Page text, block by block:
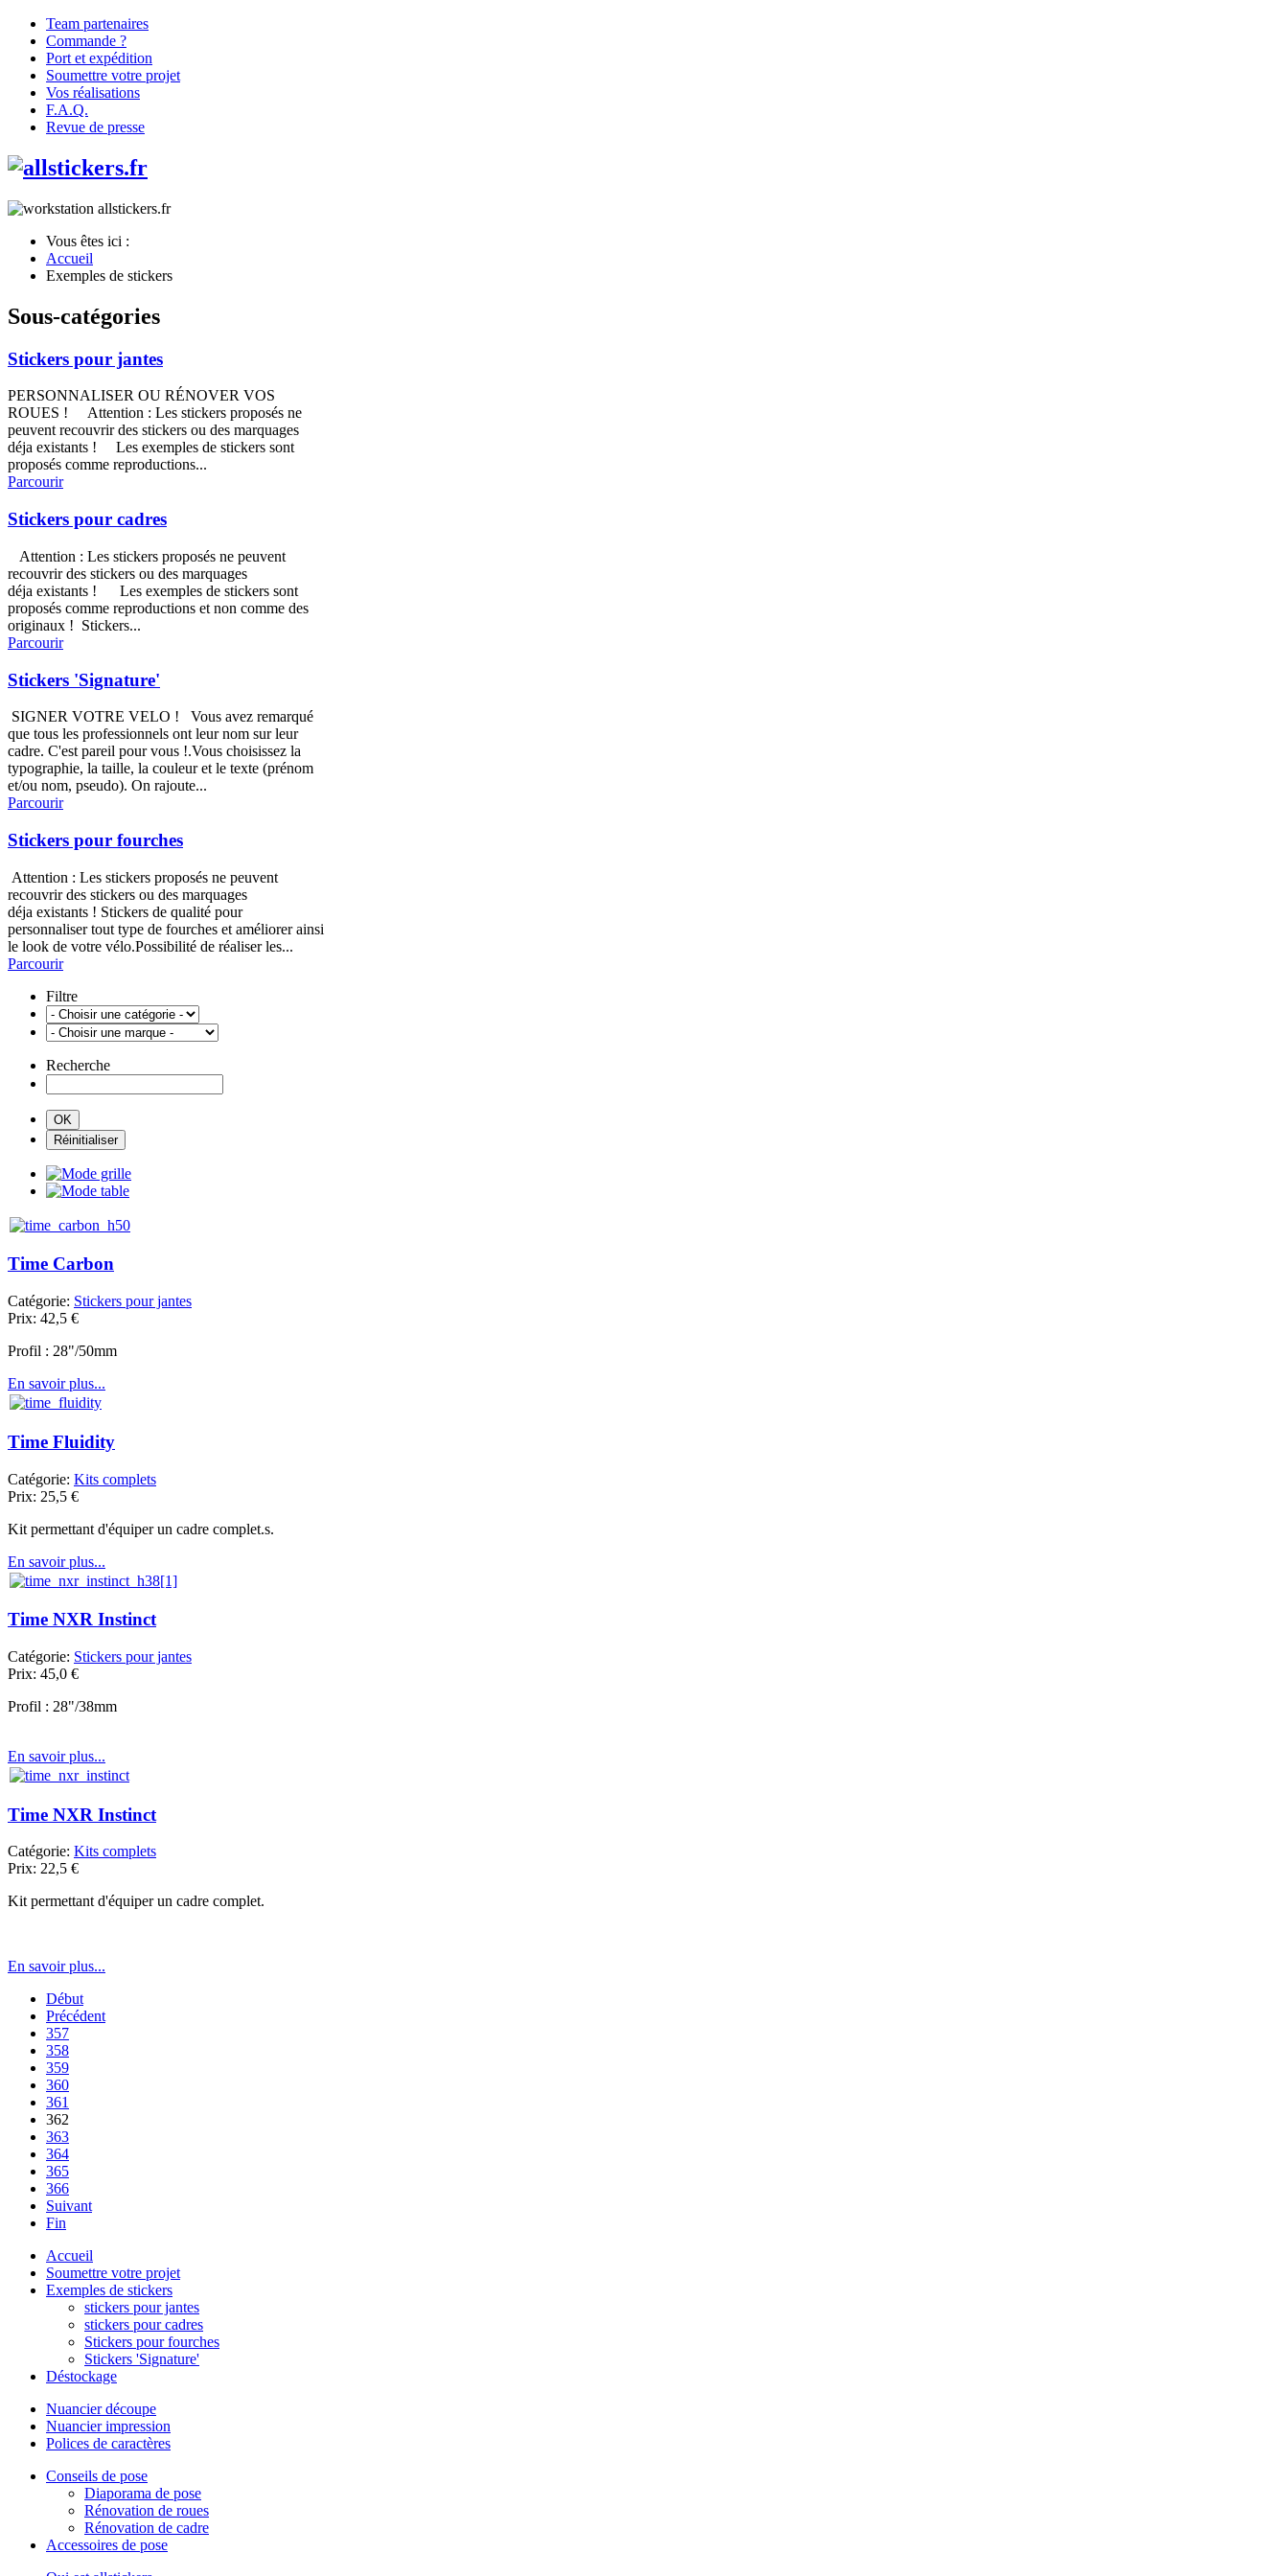
Team partenaires
Commande ?
Port et expédition
Soumettre votre projet
Vos réalisations
F.A.Q.
Revue de presse
Vous êtes ici :
Accueil
Exemples de stickers
Sous-catégories
Stickers pour jantes
PERSONNALISER OU RÉNOVER VOS
ROUES ! Attention : Les stickers proposés ne
peuvent recouvrir des stickers ou des marquages
déja existants ! Les exemples de stickers sont
proposés comme reproductions...
Parcourir
Stickers pour cadres
Attention : Les stickers proposés ne peuvent
recouvrir des stickers ou des marquages
déja existants ! Les exemples de stickers sont
proposés comme reproductions et non comme des
originaux ! Stickers...
Parcourir
Stickers 'Signature'
SIGNER VOTRE VELO ! Vous avez remarqué
que tous les professionnels ont leur nom sur leur
cadre. C'est pareil pour vous !.Vous choisissez la
typographie, la taille, la couleur et le texte (prénom
et/ou nom, pseudo). On rajoute...
Parcourir
Stickers pour fourches
Attention : Les stickers proposés ne peuvent
recouvrir des stickers ou des marquages
déja existants ! Stickers de qualité pour
personnaliser tout type de fourches et améliorer ainsi
le look de votre vélo.Possibilité de réaliser les...
Parcourir
Filtre
Recherche
Time Carbon
Catégorie: Stickers pour jantes
Prix: 42,5 €
Profil : 28"/50mm
En savoir plus...
Time Fluidity
Catégorie: Kits complets
Prix: 25,5 €
Kit permettant d'équiper un cadre complet.s.
En savoir plus...
Time NXR Instinct
Catégorie: Stickers pour jantes
Prix: 45,0 €
Profil : 28"/38mm
En savoir plus...
Time NXR Instinct
Catégorie: Kits complets
Prix: 22,5 €
Kit permettant d'équiper un cadre complet.
En savoir plus...
Début
Précédent
357
358
359
360
361
362
363
364
365
366
Suivant
Fin
Accueil
Soumettre votre projet
Exemples de stickers
stickers pour jantes
stickers pour cadres
Stickers pour fourches
Stickers 'Signature'
Déstockage
Nuancier découpe
Nuancier impression
Polices de caractères
Conseils de pose
Diaporama de pose
Rénovation de roues
Rénovation de cadre
Accessoires de pose